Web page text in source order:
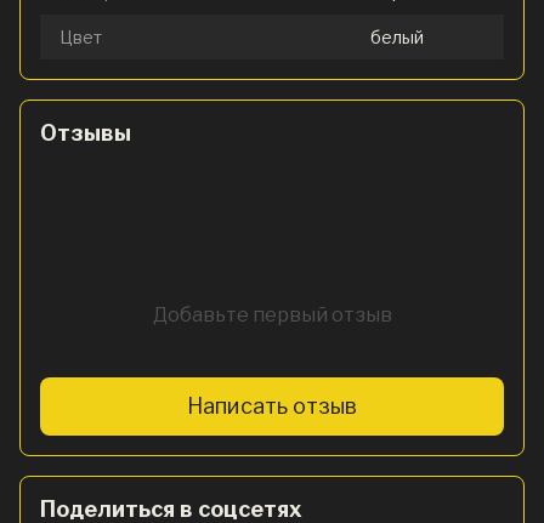
Цвет белый
Отзывы
Добавьте первый отзыв
Написать отзыв
Поделиться в соцсетях